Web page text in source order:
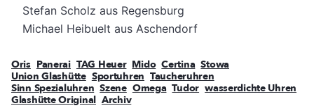
Stefan Scholz aus Regensburg
Michael Heibuelt aus Aschendorf
Oris Panerai TAG Heuer Mido Certina Stowa
Union Glashütte Sportuhren Taucheruhren
Sinn Spezialuhren Szene Omega Tudor wasserdichte Uhren
Glashütte Original Archiv